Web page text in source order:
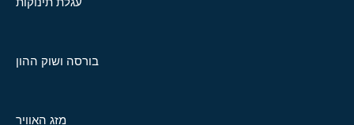
בורסה ושוק ההון
מזג האוויר